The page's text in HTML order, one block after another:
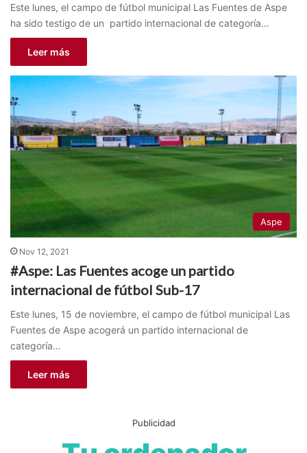
Este lunes, el campo de fútbol municipal Las Fuentes de Aspe
ha sido testigo de un partido internacional de categoría…
Leer más
Aspe
Nov 12, 2021
#Aspe: Las Fuentes acoge un partido
internacional de fútbol Sub-17
Este lunes, 15 de noviembre, el campo de fútbol municipal Las
Fuentes de Aspe acogerá un partido internacional de
categoría…
Leer más
Publicidad